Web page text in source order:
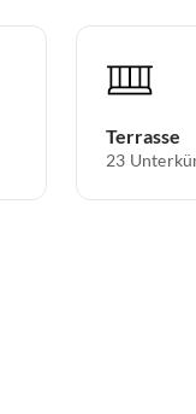
Terrasse
23